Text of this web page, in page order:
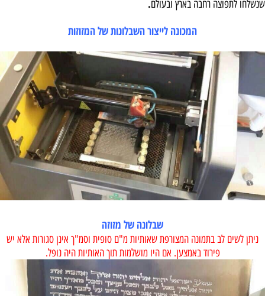
שנשלחו לתפוצה רחבה בארץ ובעולם.
המכונה לייצור השבלונות של המזוזות
שבלונה של מזוזה
ניתן לשים לב בתמונה המצורפת שאותיות מ"ם סופית וסמ"ך אינן סגורות אלא יש
פירוד באמצען. אם היו מושלמות תוך האותיות היה נופל.